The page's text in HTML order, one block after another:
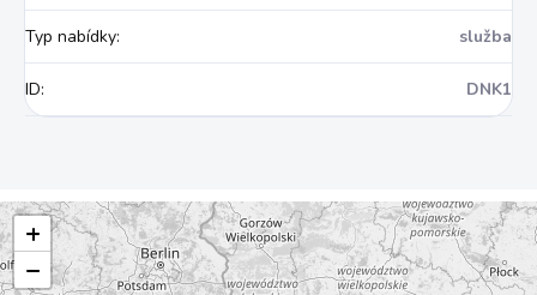
Typ nabídky: služba
ID: DNK1
+
−